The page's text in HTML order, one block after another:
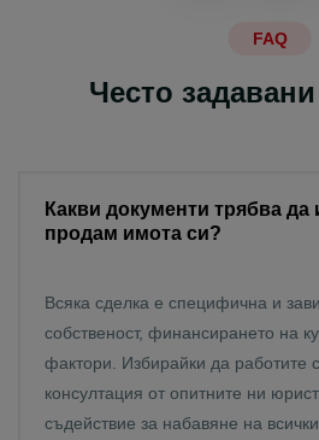
FAQ
Често
Какви документи трябва да
продам имота си?
Всяка сделка е специфична и
собственост, финансирането на
фактори. Избирайки да работите
консултация от опитните ни
съдействие за набавяне на